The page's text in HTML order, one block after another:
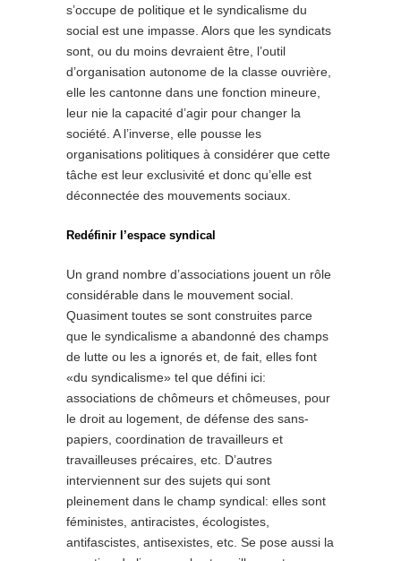
s’occupe de politique et le syndicalisme du
social est une impasse. Alors que les syndicats
sont, ou du moins devraient être, l’outil
d’organisation autonome de la classe ouvrière,
elle les cantonne dans une fonction mineure,
leur nie la capacité d’agir pour changer la
société. A l’inverse, elle pousse les
organisations politiques à considérer que cette
tâche est leur exclusivité et donc qu’elle est
déconnectée des mouvements sociaux.
Redéfinir l’espace syndical
Un grand nombre d’associations jouent un rôle
considérable dans le mouvement social.
Quasiment toutes se sont construites parce
que le syndicalisme a abandonné des champs
de lutte ou les a ignorés et, de fait, elles font
«du syndicalisme» tel que défini ici:
associations de chômeurs et chômeuses, pour
le droit au logement, de défense des sans-
papiers, coordination de travailleurs et
travailleuses précaires, etc. D’autres
interviennent sur des sujets qui sont
pleinement dans le champ syndical: elles sont
féministes, antiracistes, écologistes,
antifascistes, antisexistes, etc. Se pose aussi la